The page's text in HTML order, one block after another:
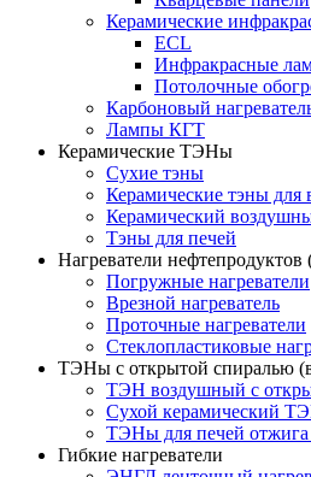
Керамические
ECL
Инфракрасные
Потолочные
Карбоновый
Лампы КГТ
Керамические ТЭНы
Сухие тэны
Керамические тэны для
Керамический
Тэны для печей
Нагреватели нефтепродуктов
Погружные нагреватели
Врезной нагреватель
Проточные нагреватели
Стеклопластиковые
ТЭНы с открытой спиралью
ТЭН воздушный с
Сухой керамический
ТЭНы для печей
Гибкие нагреватели